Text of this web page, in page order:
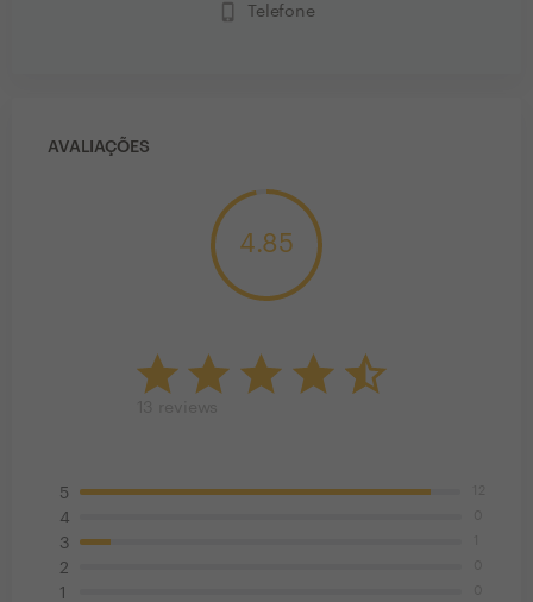
phone_iphone Telefone
AVALIAÇÕES
4.85
5
4
3
2
1